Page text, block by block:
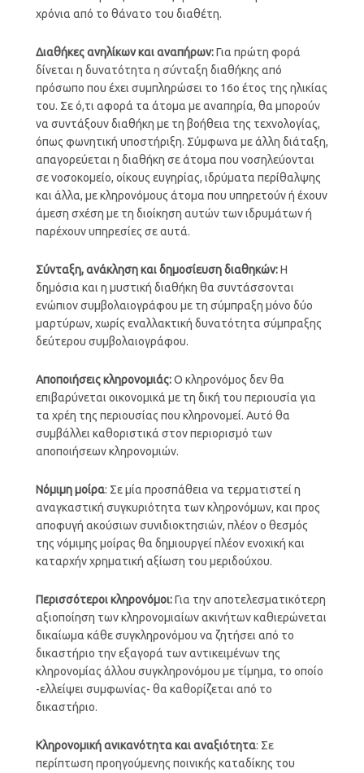
χρόνια από το θάνατο του διαθέτη.
Διαθήκες ανηλίκων και αναπήρων:Για πρώτη φορά
δίνεται η δυνατότητα η σύνταξη διαθήκης από
πρόσωπο που έχει συμπληρώσει το 16ο έτος της ηλικίας
του. Σε ό,τι αφορά τα άτομα με αναπηρία, θα μπορούν
να συντάξουν διαθήκη με τη βοήθεια της τεχνολογίας,
όπως φωνητική υποστήριξη. Σύμφωνα με άλλη διάταξη,
απαγορεύεται η διαθήκη σε άτομα που νοσηλεύονται
σε νοσοκομείο, οίκους ευγηρίας, ιδρύματα περίθαλψης
και άλλα, με κληρονόμους άτομα που υπηρετούν ή έχουν
άμεση σχέση με τη διοίκηση αυτών των ιδρυμάτων ή
παρέχουν υπηρεσίες σε αυτά.
Σύνταξη, ανάκληση και δημοσίευση διαθηκών:Η
δημόσια και η μυστική διαθήκη θα συντάσσονται
ενώπιον συμβολαιογράφου με τη σύμπραξη μόνο δύο
μαρτύρων, χωρίς εναλλακτική δυνατότητα σύμπραξης
δεύτερου συμβολαιογράφου.
Αποποιήσεις κληρονομιάς:Ο κληρονόμος δεν θα
επιβαρύνεται οικονομικά με τη δική του περιουσία για
τα χρέη της περιουσίας που κληρονομεί. Αυτό θα
συμβάλλει καθοριστικά στον περιορισμό των
αποποιήσεων κληρονομιών.
Νόμιμη μοίρα: Σε μία προσπάθεια να τερματιστεί η
αναγκαστική συγκυριότητα των κληρονόμων, και προς
αποφυγή ακούσιων συνιδιοκτησιών, πλέον ο θεσμός
της νόμιμης μοίρας θα δημιουργεί πλέον ενοχική και
καταρχήν χρηματική αξίωση του μεριδούχου.
Περισσότεροι κληρονόμοι:Για την αποτελεσματικότερη
αξιοποίηση των κληρονομιαίων ακινήτων καθιερώνεται
δικαίωμα κάθε συγκληρονόμου να ζητήσει από το
δικαστήριο την εξαγορά των αντικειμένων της
κληρονομίας άλλου συγκληρονόμου με τίμημα, το οποίο
-ελλείψει συμφωνίας- θα καθορίζεται από το
δικαστήριο.
Κληρονομική ανικανότητα και αναξιότητα: Σε
περίπτωση προηγούμενης ποινικής καταδίκης του